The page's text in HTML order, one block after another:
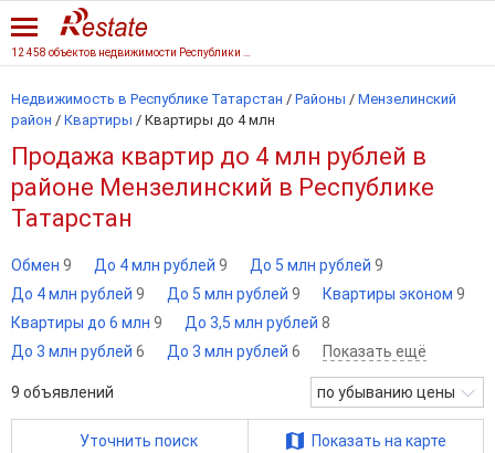
Недвижимость в Республике Татарстан / Районы / Мензелинский
район / Квартиры / Квартиры до 4 млн
Продажа квартир до 4 млн рублей в
районе Мензелинский в Республике
Татарстан
Обмен 9 До 4 млн рублей 9 До 5 млн рублей 9
До 4 млн рублей 9 До 5 млн рублей 9 Квартиры эконом 9
Квартиры до 6 млн 9 До 3,5 млн рублей 8
До 3 млн рублей 6 До 3 млн рублей 6 Показать ещё
9 объявлений по убыванию цены
Уточнить поиск Показать на карте